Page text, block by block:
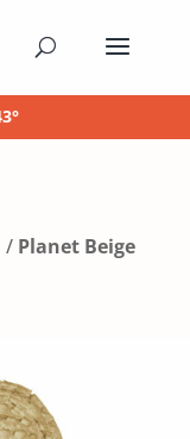
/ Planet Beige